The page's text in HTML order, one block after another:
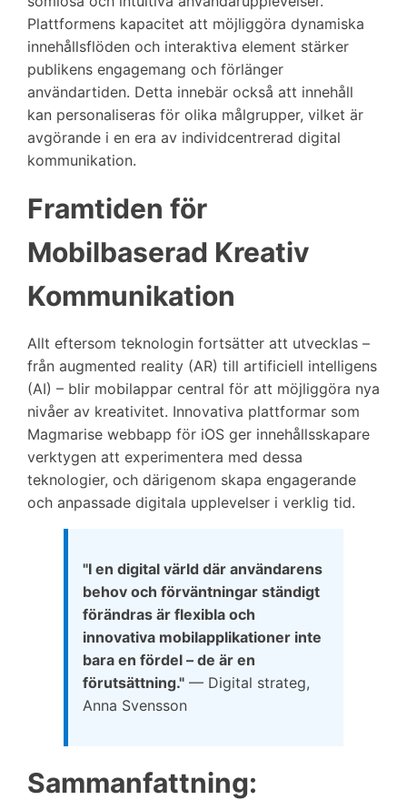
Plattformens kapacitet att möjliggöra dynamiska
innehållsflöden och interaktiva element stärker
publikens engagemang och förlänger
användartiden. Detta innebär också att innehåll
kan personaliseras för olika målgrupper, vilket är
avgörande i en era av individcentrerad digital
kommunikation.
Framtiden för
Mobilbaserad Kreativ
Kommunikation
Allt eftersom teknologin fortsätter att utvecklas –
från augmented reality (AR) till artificiell intelligens
(AI) – blir mobilappar central för att möjliggöra nya
nivåer av kreativitet. Innovativa plattformar som
Magmarise webbapp för iOS ger innehållsskapare
verktygen att experimentera med dessa
teknologier, och därigenom skapa engagerande
och anpassade digitala upplevelser i verklig tid.
"I en digital värld där användarens
behov och förväntningar ständigt
förändras är flexibla och
innovativa mobilapplikationer inte
bara en fördel – de är en
förutsättning." — Digital strateg,
Anna Svensson
Sammanfattning: